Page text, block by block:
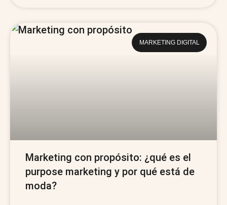
MARKETING DIGITAL
Marketing con propósito: ¿qué es el
purpose marketing y por qué está de
moda?